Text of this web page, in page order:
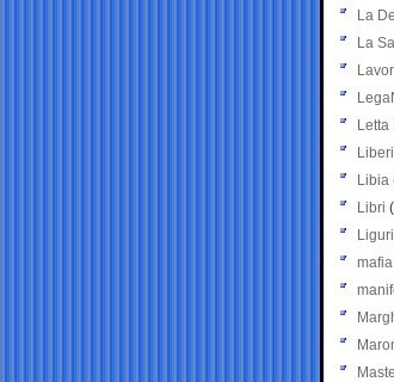
La
La
Letta
Libia
Libri
mafia